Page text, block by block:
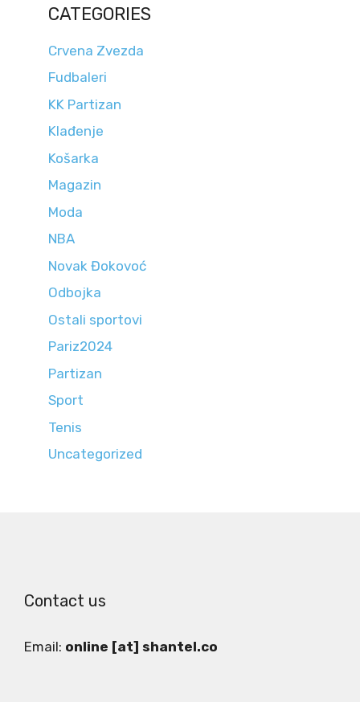
CATEGORIES
Crvena Zvezda
Fudbaleri
KK Partizan
Klađenje
Košarka
Magazin
Moda
NBA
Novak Đokovoć
Odbojka
Ostali sportovi
Pariz2024
Partizan
Sport
Tenis
Uncategorized
Contact us
Email: online [at] shantel.co